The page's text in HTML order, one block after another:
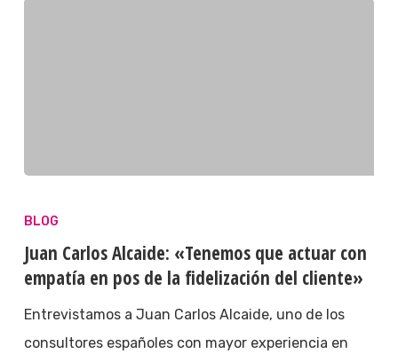
BLOG
Juan Carlos Alcaide: «Tenemos que actuar con
empatía en pos de la fidelización del cliente»
Entrevistamos a Juan Carlos Alcaide, uno de los
consultores españoles con mayor experiencia en